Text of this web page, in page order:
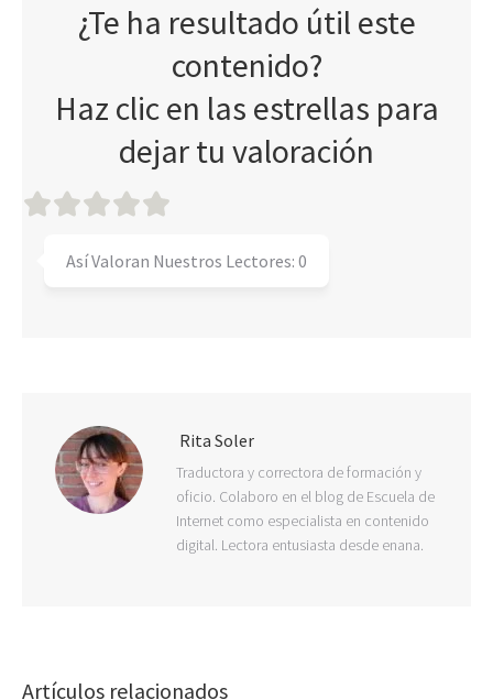
¿Te ha resultado útil este
contenido?
Haz clic en las estrellas para
dejar tu valoración
Así Valoran Nuestros Lectores: 0
Rita Soler
Traductora y correctora de formación y
oficio. Colaboro en el blog de Escuela de
Internet como especialista en contenido
digital. Lectora entusiasta desde enana.
Artículos relacionados